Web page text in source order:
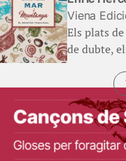
Viena
Els plats
de dubte,